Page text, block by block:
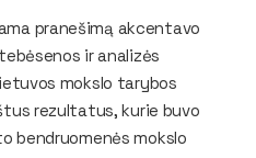
pranešimą akcentavo
ir analizės
mokslo tarybos
rezultatus, kurie buvo
bendruomenės mokslo